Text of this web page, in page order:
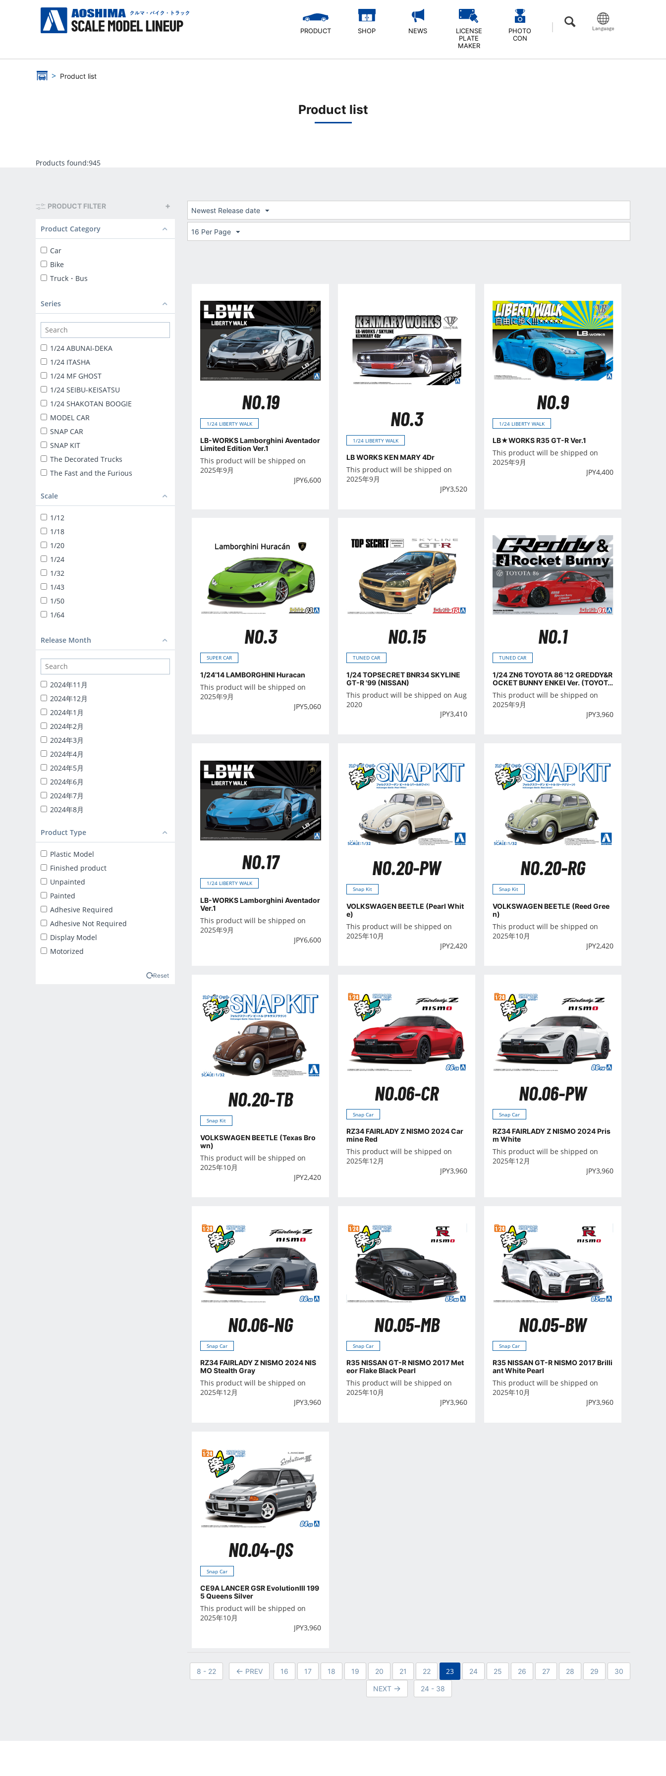
PRODUCT SHOP NEWS
LICENSE
PLATE
MAKER
PHOTO
CON
Product list
Product list
Products found:945
PRODUCT FILTER
Product Category
Car
Bike
Truck・Bus
Series
1/24 ABUNAI-DEKA
1/24 ITASHA
1/24 MF GHOST
1/24 SEIBU-KEISATSU
1/24 SHAKOTAN BOOGIE
MODEL CAR
SNAP CAR
SNAP KIT
The Decorated Trucks
The Fast and the Furious
TUNED CAR
SNAP KIT
SUPER CAR
1/24 LIBERTY WALK
TUNED PARTS
BIKE
1/12 DIECAST MOTORCYCLE
1/32 TRUCK-YAROU
1/32 VALUE DEKOTORA
DEKOTORA PARTS
1/64 MINIDEKO NEXT
1/24 CATERING MACHINES
1/32 RC TRUCK-YAROU
1/24 INITIAL-D
BACK TO THE FUTURE
KNIGHT RIDER
1/24 DETAIL UP PARTS
BLIND BOX TOY
Capsule toy
MINICAR 1/18
MINICAR 1/43
Scale
1/12
1/18
1/20
1/24
1/32
1/43
1/50
1/64
Release Month
2024年11月
2024年12月
2024年1月
2024年2月
2024年3月
2024年4月
2024年5月
2024年6月
2024年7月
2024年8月
2025年10月
2025年11月
2025年12月
2025年1月
2025年2月
2025年3月
2025年4月
2025年5月
2025年6月
Product Type
Plastic Model
Finished product
Unpainted
Painted
Adhesive Required
Adhesive Not Required
Display Model
Motorized
Reset
Newest Release date
16 Per Page
NO.19
1/24 LIBERTY WALK
LB-WORKS Lamborghini Aventador
Limited Edition Ver.1
This product will be shipped on
2025年9月
JPY6,600
NO.3
1/24 LIBERTY WALK
LB WORKS KEN MARY 4Dr
This product will be shipped on
2025年9月
JPY3,520
NO.9
1/24 LIBERTY WALK
LB★WORKS R35 GT-R Ver.1
This product will be shipped on
2025年9月
JPY4,400
NO.3
SUPER CAR
1/24’14 LAMBORGHINI Huracan
This product will be shipped on
2025年9月
JPY5,060
NO.15
TUNED CAR
1/24 TOPSECRET BNR34 SKYLINE
GT-R '99 (NISSAN)
This product will be shipped on Aug
2020
JPY3,410
NO.1
TUNED CAR
1/24 ZN6 TOYOTA 86 '12 GREDDY&R
OCKET BUNNY ENKEI Ver. (TOYOT
A)
This product will be shipped on
2025年9月
JPY3,960
NO.17
1/24 LIBERTY WALK
LB-WORKS Lamborghini Aventador
Ver.1
This product will be shipped on
2025年9月
JPY6,600
NO.20-PW
Snap Kit
VOLKSWAGEN BEETLE (Pearl Whit
e)
This product will be shipped on
2025年10月
JPY2,420
NO.20-RG
Snap Kit
VOLKSWAGEN BEETLE (Reed Gree
n)
This product will be shipped on
2025年10月
JPY2,420
NO.20-TB
Snap Kit
VOLKSWAGEN BEETLE (Texas Bro
wn)
This product will be shipped on
2025年10月
JPY2,420
NO.06-CR
Snap Car
RZ34 FAIRLADY Z NISMO 2024 Car
mine Red
This product will be shipped on
2025年12月
JPY3,960
NO.06-PW
Snap Car
RZ34 FAIRLADY Z NISMO 2024 Pris
m White
This product will be shipped on
2025年12月
JPY3,960
NO.06-NG
Snap Car
RZ34 FAIRLADY Z NISMO 2024 NIS
MO Stealth Gray
This product will be shipped on
2025年12月
JPY3,960
NO.05-MB
Snap Car
R35 NISSAN GT-R NISMO 2017 Met
eor Flake Black Pearl
This product will be shipped on
2025年10月
JPY3,960
NO.05-BW
Snap Car
R35 NISSAN GT-R NISMO 2017 Brilli
ant White Pearl
This product will be shipped on
2025年10月
JPY3,960
NO.04-QS
Snap Car
CE9A LANCER GSR EvolutionⅢ 199
5 Queens Silver
This product will be shipped on
2025年10月
JPY3,960
8 - 22 PREV 16 17 18 19 20 21 22 23 24 25 26 27 28 29 30
NEXT 24 - 38